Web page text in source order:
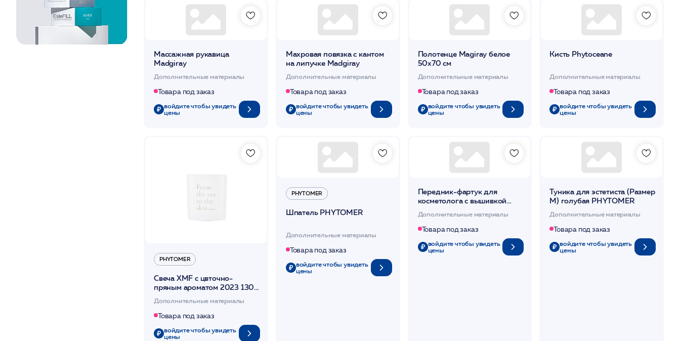
Массажная рукавица
Madgiray
Дополнительные материалы
Товара под заказ
войдите чтобы увидеть
цены
Махровая повязка с кантом
на липучке Madgiray
Дополнительные материалы
Товара под заказ
войдите чтобы увидеть
цены
Полотенце Magiray белое
50х70 см
Дополнительные материалы
Товара под заказ
войдите чтобы увидеть
цены
Кисть Phytoceane
Дополнительные материалы
Товара под заказ
войдите чтобы увидеть
цены
PHYTOMER
Свеча XMF с цвточно-
пряным ароматом 2023 130
Perfumed Candle НОВИНКА
Дополнительные материалы
Товара под заказ
войдите чтобы увидеть
цены
PHYTOMER
Шпатель PHYTOMER
Дополнительные материалы
Товара под заказ
войдите чтобы увидеть
цены
Передник-фартук для
косметолога с вышивкой
Дополнительные материалы
Товара под заказ
войдите чтобы увидеть
цены
Туника для эстетиста (Размер
М) голубая PHYTOMER
Дополнительные материалы
Товара под заказ
войдите чтобы увидеть
цены